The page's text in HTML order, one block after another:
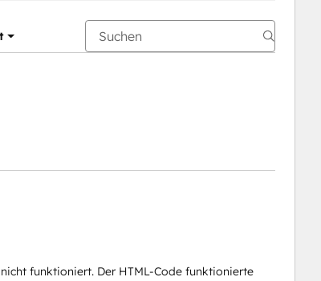
funktioniert. Der HTML-Code funktionierte